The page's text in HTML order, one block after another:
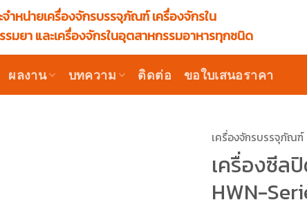
จำหน่ายเครื่องจักรบรรจุภัณฑ์ เครื่องจักรใน
มยา และเครื่องจักรในอุตสาหกรรมอาหารทุกชนิด
ผลงาน บทความ ติดต่อ ขอใบเสนอราคา
เครื่องจักรบรรจุภัณฑ์
เครื่องซีล
HWN-